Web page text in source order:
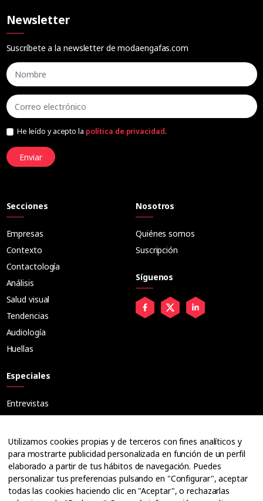
Newsletter
Suscríbete a la newsletter de modaengafas.com
He leído y acepto la política de privacidad.
Enviar
Secciones
Empresas
Contexto
Contactología
Análisis
Salud visual
Tendencias
Audiología
Huellas
Especiales
Entrevistas
Ópticos
Cuadernos
Guías
Dossier
Nosotros
Quiénes somos
Suscripción
Síguenos
Utilizamos cookies propias y de terceros con fines analíticos y
para mostrarte publicidad personalizada en función de un perfil
elaborado a partir de tus hábitos de navegación. Puedes
personalizar tus preferencias pulsando en "Configurar", aceptar
todas las cookies haciendo clic en "Aceptar", o rechazarlas